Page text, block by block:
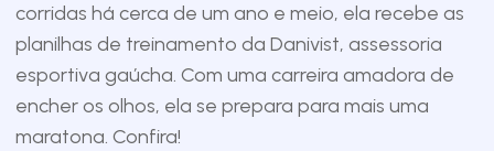
corridas há cerca de um ano e meio, ela recebe as
planilhas de treinamento da Danivist, assessoria
esportiva gaúcha. Com uma carreira amadora de
encher os olhos, ela se prepara para mais uma
maratona. Confira!